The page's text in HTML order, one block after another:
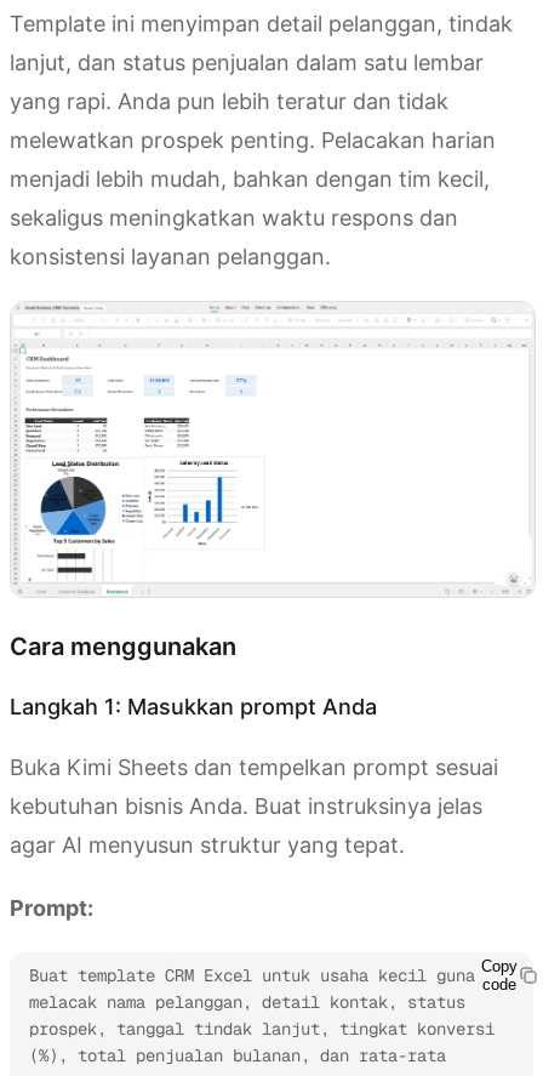
Template ini menyimpan detail pelanggan, tindak
lanjut, dan status penjualan dalam satu lembar
yang rapi. Anda pun lebih teratur dan tidak
melewatkan prospek penting. Pelacakan harian
menjadi lebih mudah, bahkan dengan tim kecil,
sekaligus meningkatkan waktu respons dan
konsistensi layanan pelanggan.
Cara menggunakan
Langkah 1: Masukkan prompt Anda
Buka Kimi Sheets dan tempelkan prompt sesuai
kebutuhan bisnis Anda. Buat instruksinya jelas
agar AI menyusun struktur yang tepat.
Prompt:
Buat template CRM Excel untuk usaha kecil guna
melacak nama pelanggan, detail kontak, status
prospek, tanggal tindak lanjut, tingkat konversi
(%), total penjualan bulanan, dan rata-rata
Copy
code